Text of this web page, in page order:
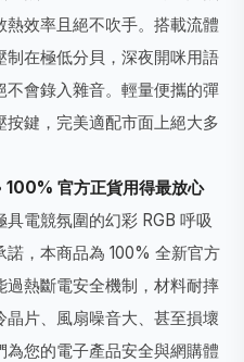
效率且絕不吹手。搭載流體
在極低分貝，深夜開咪用語
會錄入雜音。輕量便攜的彈
鍵，完美適配市面上絕大多
100% 官方正貨用得最放心
電競氛圍的幻彩 RGB 呼吸
，本商品為 100% 全新官方
熱斷電安全機制，材料耐摔
片、風扇噪音大、甚至損壞
您的電子產品安全與網購體